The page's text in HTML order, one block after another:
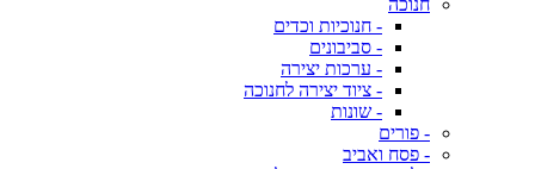
חנוכה
- חנוכיות וכדים
- סביבונים
- ערכות יצירה
- ציוד יצירה לחנוכה
- שונות
- פורים
- פסח ואביב